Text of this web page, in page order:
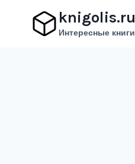
содержимому
knigolis.ru
Интересные книги